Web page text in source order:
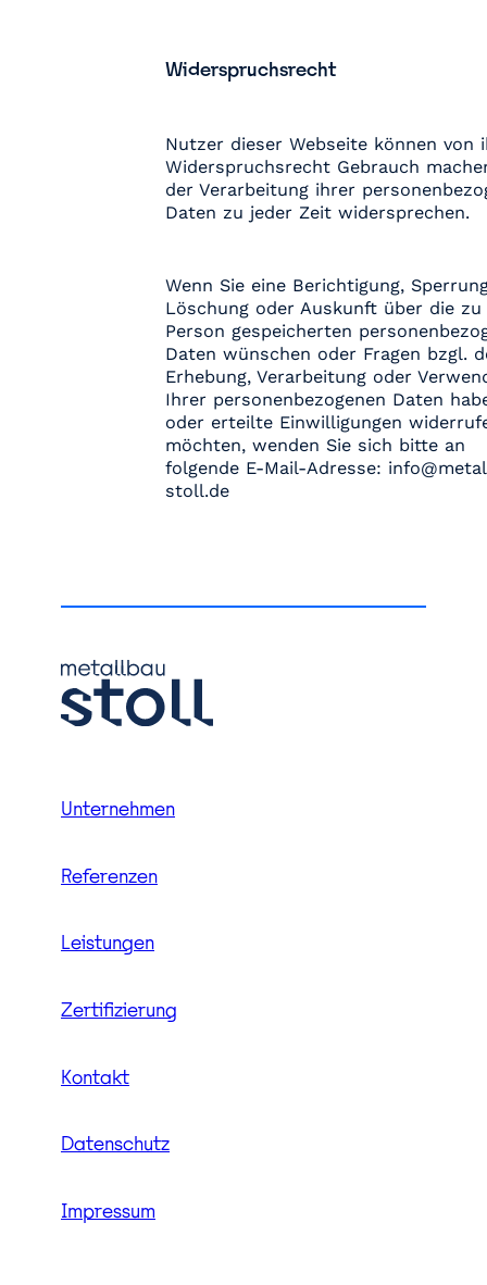
Widerspruchsrecht
Nutzer dieser Webseite können von
Widerspruchsrecht Gebrauch
der Verarbeitung ihrer
Daten zu jeder Zeit widersprechen.
Wenn Sie eine Berichtigung,
Löschung oder Auskunft über die
Person gespeicherten
Daten wünschen oder Fragen bzgl.
Erhebung, Verarbeitung oder
Ihrer personenbezogenen Daten
oder erteilte Einwilligungen
möchten, wenden Sie sich bitte an
folgende E-Mail-Adresse:
stoll.de
Unternehmen
Referenzen
Leistungen
Zertifizierung
Kontakt
Datenschutz
Impressum